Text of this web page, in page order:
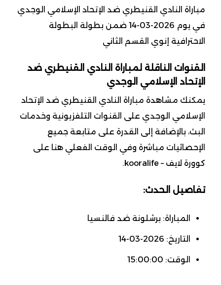
مباراة النادي القنيطري ضد الإتحاد الإسلامي الوجدي
في يوم 2026-03-14 ضمن بطولة البطولة
الاحترافية إنوي القسم الثاني
القنوات الناقلة لمباراة النادي القنيطري ضد
الإتحاد الإسلامي الوجدي
يمكنك مشاهدة مباراة النادي القنيطري ضد الإتحاد
الإسلامي الوجدي على القنوات التلفزيونية وخدمات
البث، بالإضافة إلى القدرة على متابعة جميع
الإحصائيات مباشرة وفي الوقت الفعلي هنا على
كوورة لايف – kooralife.
تفاصيل الحدث:
المباراة: برشلونة ضد فالنسيا
التاريخ: 2026-03-14
الوقت: 15:00:00